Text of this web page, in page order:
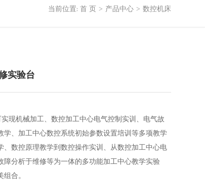
当前位置: 首 页 > 产品中心 > 数控机床
实验台
现机械加工、数控加工中心电气控制实训、电气故
学、加工中心数控系统初始参数设置培训等多项教学
、数控原理教学到数控操作实训、从数控加工中心电
障分析于维修等为一体的多功能加工中心教学实验
合。